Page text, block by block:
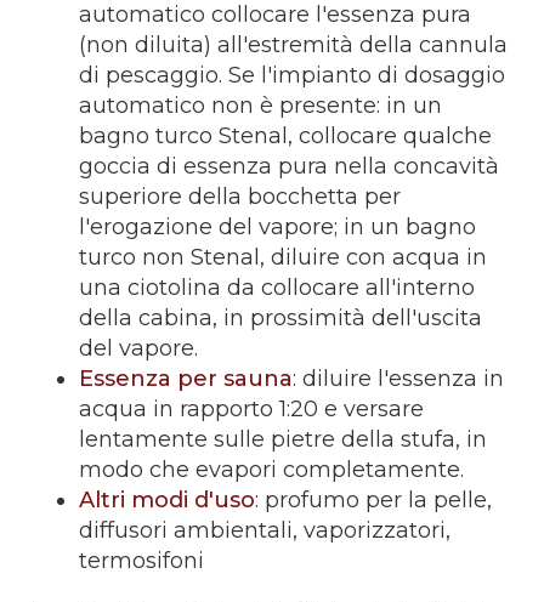
automatico collocare l'essenza pura
(non diluita) all'estremità della cannula
di pescaggio. Se l'impianto di dosaggio
automatico non è presente: in un
bagno turco Stenal, collocare qualche
goccia di essenza pura nella concavità
superiore della bocchetta per
l'erogazione del vapore; in un bagno
turco non Stenal, diluire con acqua in
una ciotolina da collocare all'interno
della cabina, in prossimità dell'uscita
del vapore.
Essenza per sauna: diluire l'essenza in
acqua in rapporto 1:20 e versare
lentamente sulle pietre della stufa, in
modo che evapori completamente.
Altri modi d'uso: profumo per la pelle,
diffusori ambientali, vaporizzatori,
termosifoni